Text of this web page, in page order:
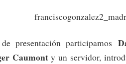
presentación participamos
Caumonty un servidor,